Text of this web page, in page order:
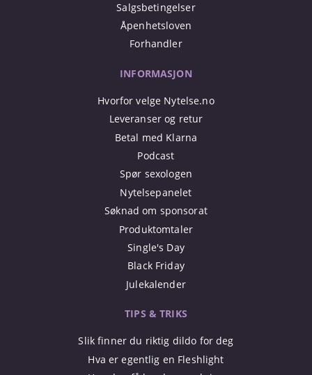
Salgsbetingelser
Åpenhetsloven
Forhandler
INFORMASJON
Hvorfor velge Nytelse.no
Leveranser og retur
Betal med Klarna
Podcast
Spør sexologen
Nytelsepanelet
Søknad om sponsorat
Produktomtaler
Single's Day
Black Friday
Julekalender
TIPS & TRIKS
Slik finner du riktig dildo for deg
Hva er egentlig en Fleshlight